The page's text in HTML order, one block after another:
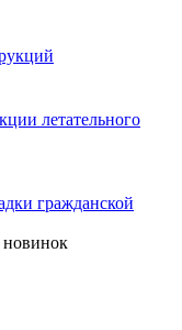
летательного
гражданской
новинок